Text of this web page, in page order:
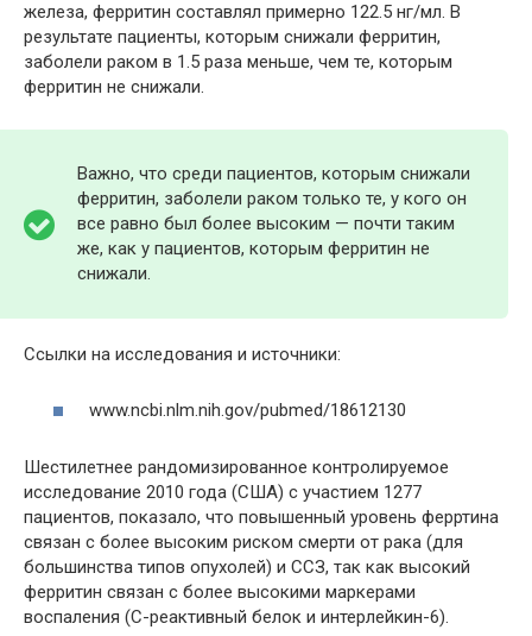
железа, ферритин составлял примерно 122.5 нг/мл. В
результате пациенты, которым снижали ферритин,
заболели раком в 1.5 раза меньше, чем те, которым
ферритин не снижали.
Важно, что среди пациентов, которым снижали
ферритин, заболели раком только те, у кого он
все равно был более высоким — почти таким
же, как у пациентов, которым ферритин не
снижали.
Ссылки на исследования и источники:
www.ncbi.nlm.nih.gov/pubmed/18612130
Шестилетнее рандомизированное контролируемое
исследование 2010 года (США) с участием 1277
пациентов, показало, что повышенный уровень ферртина
связан с более высоким риском смерти от рака (для
большинства типов опухолей) и ССЗ, так как высокий
ферритин связан с более высокими маркерами
воспаления (С-реактивный белок и интерлейкин-6).